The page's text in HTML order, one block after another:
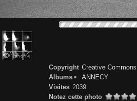
Copyright Creative
Albums
ANNECY
Visites 2039
Notez cette photo